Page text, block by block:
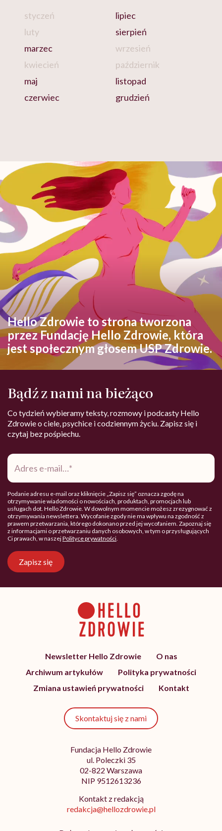
styczeń
luty
marzec
kwiecień
maj
czerwiec
lipiec
sierpień
wrzesień
październik
listopad
grudzień
Hello Zdrowie to strona tworzona
przez Fundację Hello Zdrowie, która
jest społecznym głosem USP Zdrowie.
Bądź z nami na bieżąco
Co tydzień wybieramy teksty, rozmowy i podcasty Hello
Zdrowie o ciele, psychice i codziennym życiu. Zapisz się i
czytaj bez pośpiechu.
Adres
mail*
Podanie adresu e-mail oraz kliknięcie „Zapisz się” oznacza zgodę na
otrzymywanie wiadomości o nowościach, produktach, promocjach lub
usługach dot. Hello Zdrowie. W dowolnym momencie możesz zrezygnować z
otrzymywania newslettera. Wycofanie zgody nie ma wpływu na zgodność z
prawem przetwarzania, którego dokonano przed jej wycofaniem. Zapoznaj się
z informacjami o przetwarzaniu danych osobowych, w tym o przysługujących
Ci prawach, w naszejPolityce prywatności.
Zapisz się
Newsletter Hello Zdrowie
O nas
Archiwum artykułów
Polityka prywatności
Zmiana ustawień prywatności
Kontakt
Skontaktuj się z nami
Fundacja Hello Zdrowie
ul. Poleczki 35
02-822 Warszawa
NIP 9512613236
Kontakt z redakcją
redakcja@hellozdrowie.pl